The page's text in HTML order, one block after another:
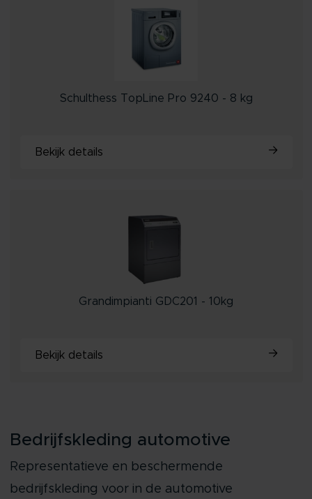
Schulthess TopLine Pro 9240 - 8 kg
Bekijk details
Grandimpianti GDC201 - 10kg
Bekijk details
Bedrijfskleding automotive
Representatieve en beschermende
bedrijfskleding voor in de automotive